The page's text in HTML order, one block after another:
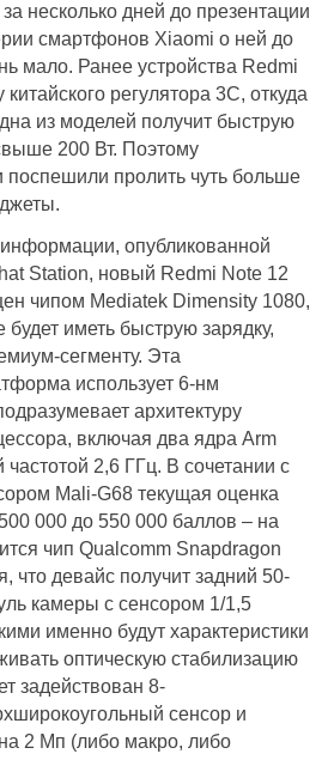
несколько дней до презентации
смартфонов Xiaomi о ней до
мало. Ранее устройства Redmi
китайского регулятора 3C, откуда
из моделей получит быструю
200 Вт. Поэтому
поспешили пролить чуть больше
опубликованной
Station, новый Redmi Note 12
чипом Mediatek Dimensity 1080,
будет иметь быструю зарядку,
сегменту. Эта
использует 6-нм
архитектуру
включая два ядра Arm
частотой 2,6 ГГц. В сочетании с
Mali-G68 текущая оценка
000 до 550 000 баллов – на
чип Qualcomm Snapdragon
что девайс получит задний 50-
камеры с сенсором 1/1,5
именно будут характеристики
оптическую стабилизацию
задействован 8-
сенсор и
2 Мп (либо макро, либо